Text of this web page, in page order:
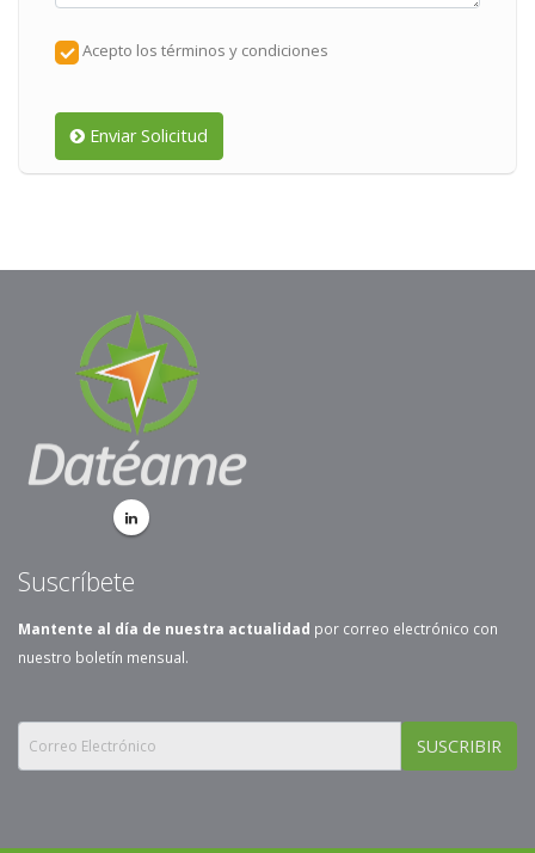
Acepto los términos y condiciones
Enviar Solicitud
Suscríbete
Mantente al día de nuestra actualidad por correo electrónico con
nuestro boletín mensual.
SUSCRIBIR